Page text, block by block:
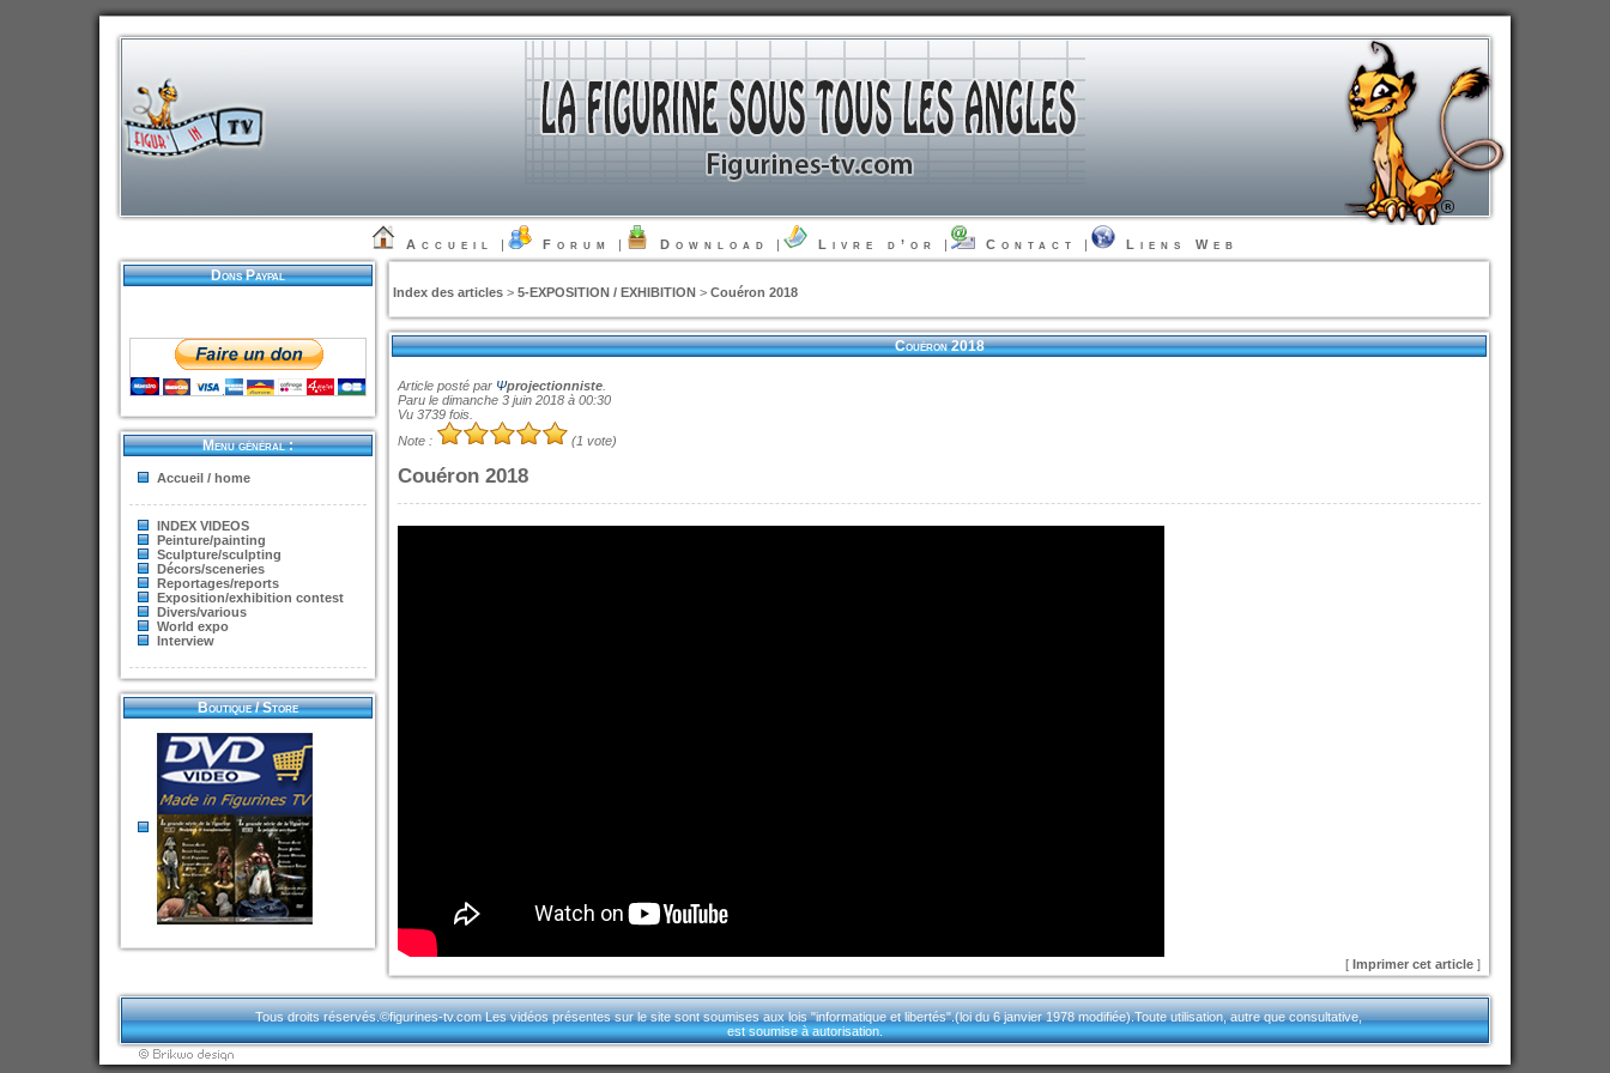
Accueil | Forum | Download | Livre d’or | Contact | Liens Web
Dons Paypal
Menu général :
Accueil / home
INDEX VIDEOS
Peinture/painting
Sculpture/sculpting
Décors/sceneries
Reportages/reports
Exposition/exhibition contest
Divers/various
World expo
Interview
Boutique / Store
Index des articles > 5-EXPOSITION / EXHIBITION > Couéron 2018
Couéron 2018
Article posté par Ψprojectionniste
Paru le dimanche 3 juin 2018 à 00:30
Vu 3739 fois.
Note :
(1 vote)
Couéron 2018
[ Imprimer cet article ]
Tous droits réservés.©figurines-tv.com Les vidéos présentes sur le site sont soumises aux lois "informatique et libertés".(loi du 6 janvier 1978 modifiée).Toute utilisation, autre que consultative,
est soumise à autorisation.